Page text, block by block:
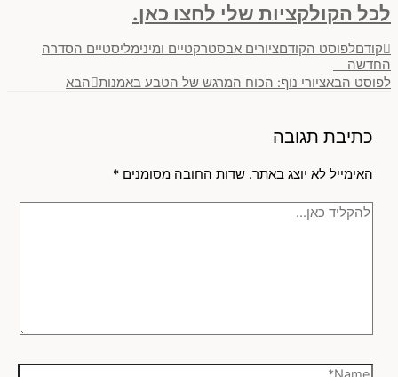
לכל הקולקציות שלי לחצו כאן.
קודםלפוסט הקודםציורים אבסטרקטיים ומינימליסטיים הסדרה
החדשה
לפוסט הבאציורי נוף: הכוח המרגש של הטבע באמנות הבא
כתיבת תגובה
האימייל לא יוצג באתר. שדות החובה מסומנים *